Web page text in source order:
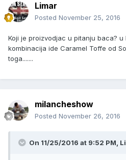
Limar
Posted November 25, 2016
Koji je proizvodjac u pitanju baca?
kombinacija ide Caramel Toffe od
toga.......
milancheshow
Posted November 26, 2016
On 11/25/2016 at 9:52 PM,